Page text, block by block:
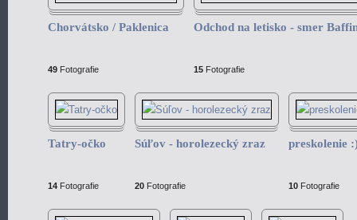
Chorvátsko / Paklenica
49 Fotografie
Odchod na letisko - smer
15 Fotografie
Tatry-očko
14 Fotografie
Súľov - horolezecký zraz
20 Fotografie
preskolenie
10 Fotografie